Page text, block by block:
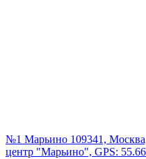
№1 Марьино 109341,
центр "Марьино", GPS: